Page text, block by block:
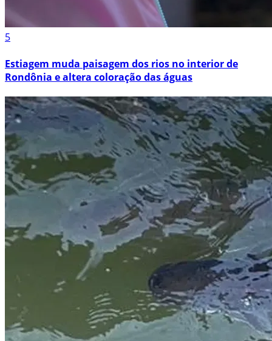
5
Estiagem muda paisagem dos rios no interior de
Rondônia e altera coloração das águas